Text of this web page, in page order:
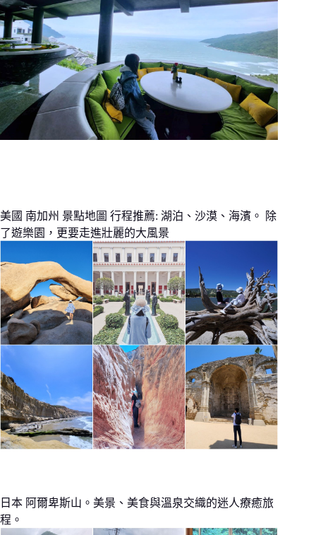
美國 南加州 景點地圖 行程推薦: 湖泊、沙漠、海濱。 除
了遊樂園，更要走進壯麗的大風景
日本 阿爾卑斯山。美景、美食與溫泉交織的迷人療癒旅
程。